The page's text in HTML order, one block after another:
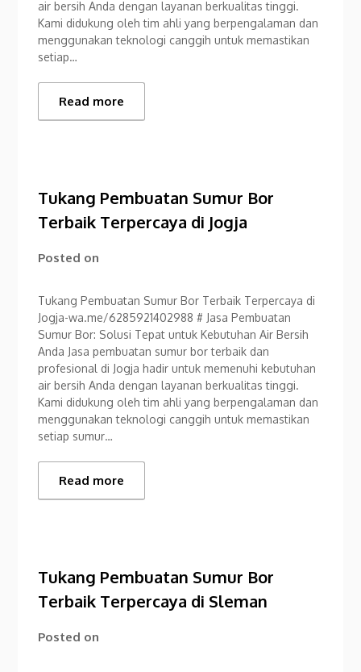
air bersih Anda dengan layanan berkualitas tinggi.
Kami didukung oleh tim ahli yang berpengalaman dan
menggunakan teknologi canggih untuk memastikan
setiap…
Read more
Tukang Pembuatan Sumur Bor
Terbaik Terpercaya di Jogja
Posted on
Tukang Pembuatan Sumur Bor Terbaik Terpercaya di
Jogja-wa.me/6285921402988 # Jasa Pembuatan
Sumur Bor: Solusi Tepat untuk Kebutuhan Air Bersih
Anda Jasa pembuatan sumur bor terbaik dan
profesional di Jogja hadir untuk memenuhi kebutuhan
air bersih Anda dengan layanan berkualitas tinggi.
Kami didukung oleh tim ahli yang berpengalaman dan
menggunakan teknologi canggih untuk memastikan
setiap sumur…
Read more
Tukang Pembuatan Sumur Bor
Terbaik Terpercaya di Sleman
Posted on